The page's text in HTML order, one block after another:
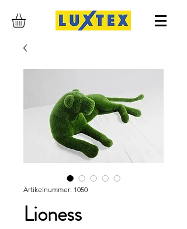
Artikelnummer: 1050
Lioness